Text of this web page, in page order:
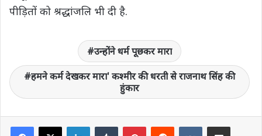
पीड़ितों को श्रद्धांजलि भी दी है.
उन्‍होंने धर्म पूछकर मारा
हमने कर्म देखकर मारा' कश्‍मीर की धरती से राजनाथ सिंह की
हुंकार
LinkedInTumblrPinterestRedditVKontakte
Share via Email